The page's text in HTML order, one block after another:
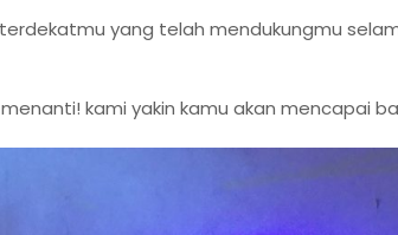
yang telah mendukungmu
kami yakin kamu akan mencapai